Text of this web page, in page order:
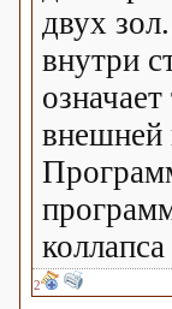
двух
внутри
внешней
2